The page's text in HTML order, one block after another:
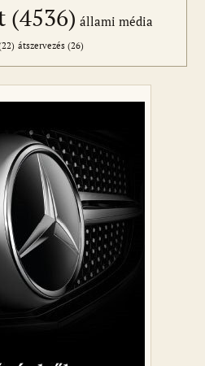
(4536) állami média
átszervezés (26)